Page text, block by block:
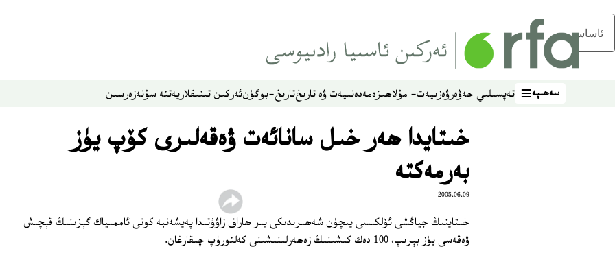
ئاساسلىق مەزمۇنغا ئاتلاڭ
سەھىپە
سەھىپە تەپسىلىي خەۋەرۋەزىيەت- مۇلاھىزەمەدەنىيەت ۋە تارىختارىخ-بۈگۈنئەركىن تىنىقلاريەتتە سۇنەزەرسىن
خىتايدا ھەر خىل سانائەت ۋەقەلىرى كۆپ يۈز
بەرمەكتە
2005.06.09
خىتاينىڭ جياڭشى ئۆلكىسى يىچۈن شەھىرىدىكى بىر ھاراق زاۋۇتىدا پەيشەنبە كۈنى ئاممىياك گېزىنىڭ قېچىش
ۋەقەسى يۈز بېرىپ، 100 دەك كىشىنىڭ زەھەرلىنىشىنى كەلتۈرۈپ چىقارغان.